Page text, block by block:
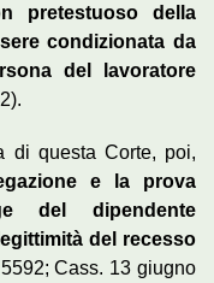
pretestuoso della
condizionata da
del lavoratore
di questa Corte, poi,
e la prova
del dipendente
del recesso
Cass. 13 giugno